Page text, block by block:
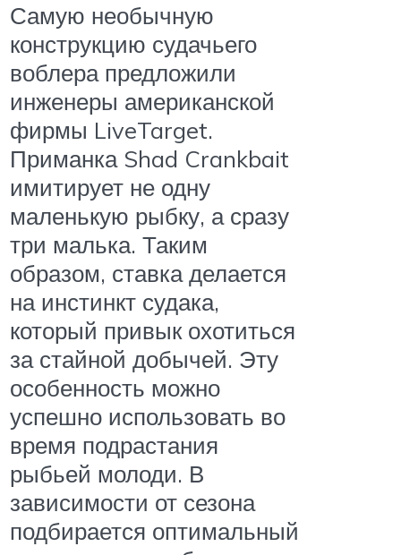
Самую необычную
конструкцию судачьего
воблера предложили
инженеры американской
фирмы LiveTarget.
Приманка Shad Crankbait
имитирует не одну
маленькую рыбку, а сразу
три малька. Таким
образом, ставка делается
на инстинкт судака,
который привык охотиться
за стайной добычей. Эту
особенность можно
успешно использовать во
время подрастания
рыбьей молоди. В
зависимости от сезона
подбирается оптимальный